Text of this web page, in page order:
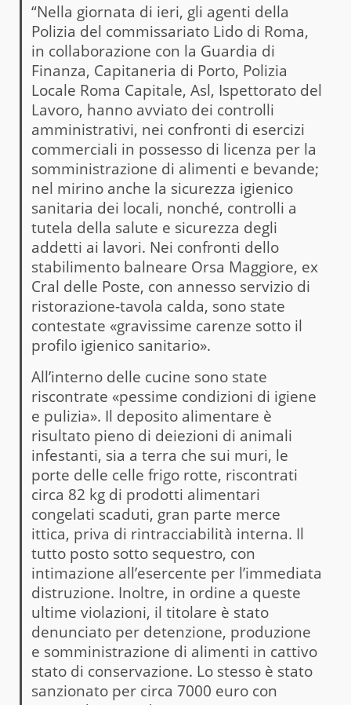
“Nella giornata di ieri, gli agenti della
Polizia del commissariato Lido di Roma,
in collaborazione con la Guardia di
Finanza, Capitaneria di Porto, Polizia
Locale Roma Capitale, Asl, Ispettorato del
Lavoro, hanno avviato dei controlli
amministrativi, nei confronti di esercizi
commerciali in possesso di licenza per la
somministrazione di alimenti e bevande;
nel mirino anche la sicurezza igienico
sanitaria dei locali, nonché, controlli a
tutela della salute e sicurezza degli
addetti ai lavori. Nei confronti dello
stabilimento balneare Orsa Maggiore, ex
Cral delle Poste, con annesso servizio di
ristorazione-tavola calda, sono state
contestate «gravissime carenze sotto il
profilo igienico sanitario».
All’interno delle cucine sono state
riscontrate «pessime condizioni di igiene
e pulizia». Il deposito alimentare è
risultato pieno di deiezioni di animali
infestanti, sia a terra che sui muri, le
porte delle celle frigo rotte, riscontrati
circa 82 kg di prodotti alimentari
congelati scaduti, gran parte merce
ittica, priva di rintracciabilità interna. Il
tutto posto sotto sequestro, con
intimazione all’esercente per l’immediata
distruzione. Inoltre, in ordine a queste
ultime violazioni, il titolare è stato
denunciato per detenzione, produzione
e somministrazione di alimenti in cattivo
stato di conservazione. Lo stesso è stato
sanzionato per circa 7000 euro con